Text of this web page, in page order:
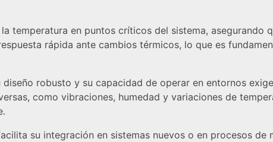
temperatura en puntos críticos del sistema,
rápida ante cambios térmicos, lo que es
robusto y su capacidad de operar en entornos
como vibraciones, humedad y variaciones de
su integración en sistemas nuevos o en procesos